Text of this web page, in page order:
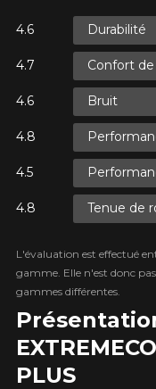
PLUS
Durabilité
Confort
Bruit
Tenue de
L'évaluation est effectué
gamme. Elle n'est donc
gammes différentes.